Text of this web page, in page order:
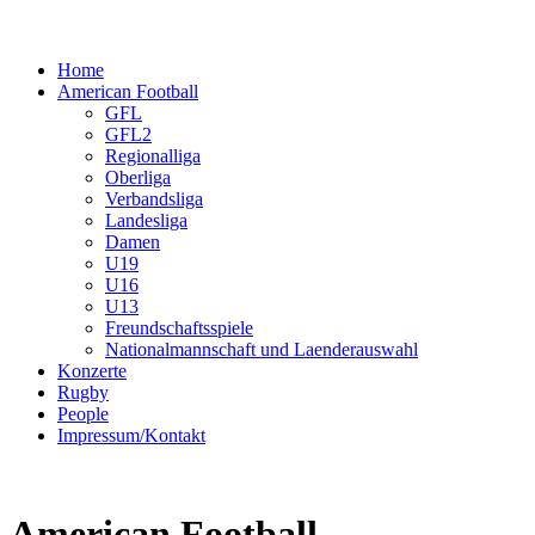
Home
American Football
GFL
GFL2
Regionalliga
Oberliga
Verbandsliga
Landesliga
Damen
U19
U16
U13
Freundschaftsspiele
Nationalmannschaft und Laenderauswahl
Konzerte
Rugby
People
Impressum/Kontakt